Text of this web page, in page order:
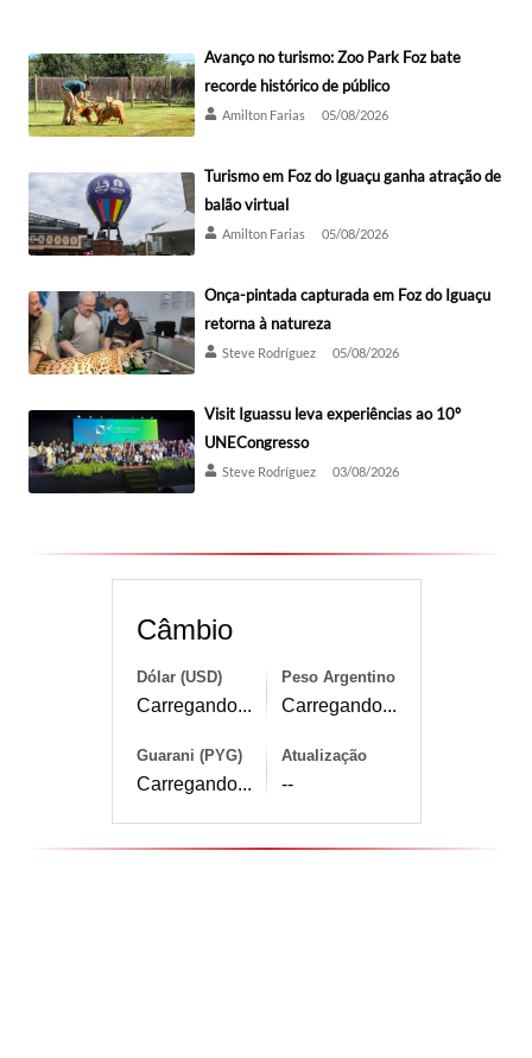
Avanço no turismo: Zoo Park Foz bate
recorde histórico de público
Amilton Farias 05/08/2026
Turismo em Foz do Iguaçu ganha atração de
balão virtual
Amilton Farias 05/08/2026
Onça-pintada capturada em Foz do Iguaçu
retorna à natureza
Steve Rodríguez 05/08/2026
Visit Iguassu leva experiências ao 10º
UNECongresso
Steve Rodríguez 03/08/2026
Câmbio
Dólar (USD)
Carregando...
Peso Argentino
Carregando...
Guarani (PYG)
Carregando...
Atualização
--